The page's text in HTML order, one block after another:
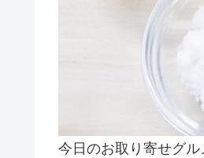
今日のお取り寄せグル